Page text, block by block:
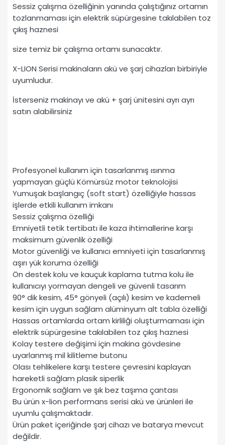
Sessiz çalışma özelliğinin yanında çalıştığınız ortamın
tozlanmaması için elektrik süpürgesine takılabilen toz
çıkış haznesi
size temiz bir çalışma ortamı sunacaktır.
X-LION Serisi makinaların akü ve şarj cihazları birbiriyle
uyumludur.
İsterseniz makinayı ve akü + şarj ünitesini ayrı ayrı
satın alabilirsiniz
Profesyonel kullanım için tasarlanmış ısınma
yapmayan güçlü Kömürsüz motor teknolojisi
Yumuşak başlangıç (soft start) özelliğiyle hassas
işlerde etkili kullanım imkanı
Sessiz çalışma özelliği
Emniyetli tetik tertibatı ile kaza ihtimallerine karşı
maksimum güvenlik özelliği
Motor güvenliği ve kullanıcı emniyeti için tasarlanmış
aşırı yük koruma özelliği
Ön destek kolu ve kauçuk kaplama tutma kolu ile
kullanıcıyı yormayan dengeli ve güvenli tasarım
90° dik kesim, 45° gönyeli (açılı) kesim ve kademeli
kesim için uygun sağlam alüminyum alt tabla özelliği
Hassas ortamlarda ortam kirliliği oluşturmaması için
elektrik süpürgesine takılabilen toz çıkış haznesi
Kolay testere değişimi için makina gövdesine
uyarlanmış mil kilitleme butonu
Olası tehlikelere karşı testere çevresini kaplayan
hareketli sağlam plasik siperlik
Ergonomik sağlam ve şık bez taşıma çantası
Bu ürün x-lion performans serisi akü ve ürünleri ile
uyumlu çalışmaktadır.
Ürün paket içeriğinde şarj cihazı ve batarya mevcut
değildir.